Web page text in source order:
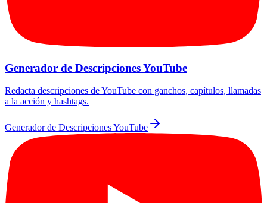
Generador de Descripciones YouTube
Redacta descripciones de YouTube con ganchos, capítulos, llamadas
a la acción y hashtags.
Generador de Descripciones YouTube